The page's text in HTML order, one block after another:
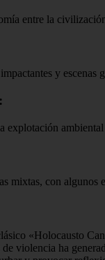
entre la
y
explotación
mixtas, con algunos
«Holocausto
violencia ha